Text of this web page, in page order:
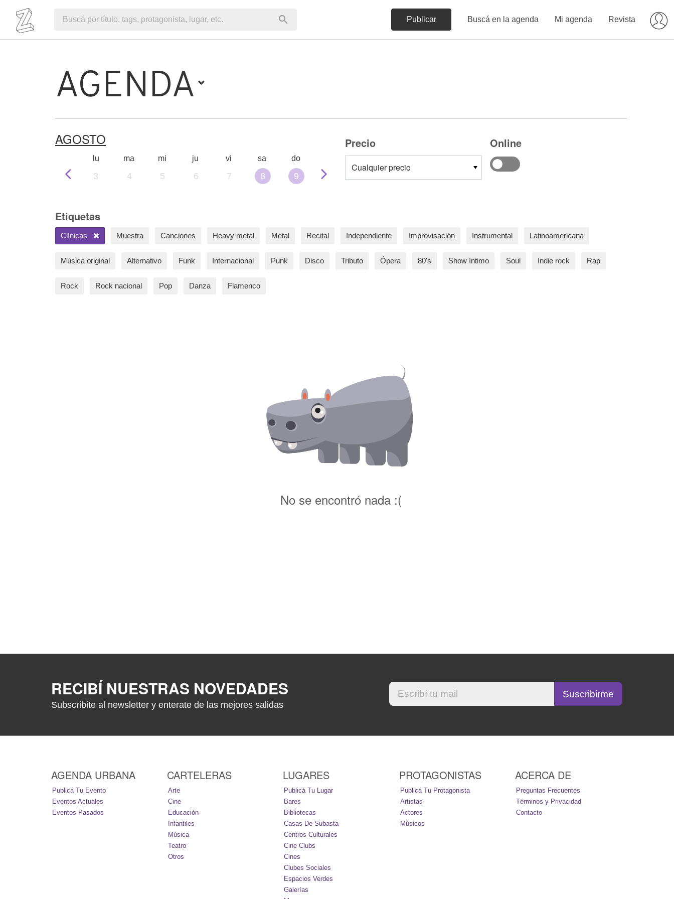
Publicar Buscá en la agenda Mi agenda Revista
AGENDA
AGOSTO
lu ma mi ju vi sa do
3 4 5 6 7 8 9 10
Precio Online
Etiquetas
Clínicas Muestra Canciones Heavy metal Metal Recital Independiente Improvisación Instrumental Latinoamericana
Música original Alternativo Funk Internacional Punk Disco Tributo Ópera 80's Show íntimo Soul Indie rock Rap
Rock Rock nacional Pop Danza Flamenco
No se encontró nada :(
RECIBÍ NUESTRAS NOVEDADES
Subscribite al newsletter y enterate de las mejores salidas
AGENDA URBANA
Publicá Tu Evento
Eventos Actuales
Eventos Pasados
CARTELERAS
Arte
Cine
Educación
Infantiles
Música
Teatro
Otros
LUGARES
Publicá Tu Lugar
Bares
Bibliotecas
Casas De Subasta
Centros Culturales
Cine Clubs
Cines
Clubes Sociales
Espacios Verdes
Galerías
PROTAGONISTAS
Publicá Tu Protagonista
Artistas
Actores
Músicos
ACERCA DE
Preguntas Frecuentes
Términos y Privacidad
Contacto